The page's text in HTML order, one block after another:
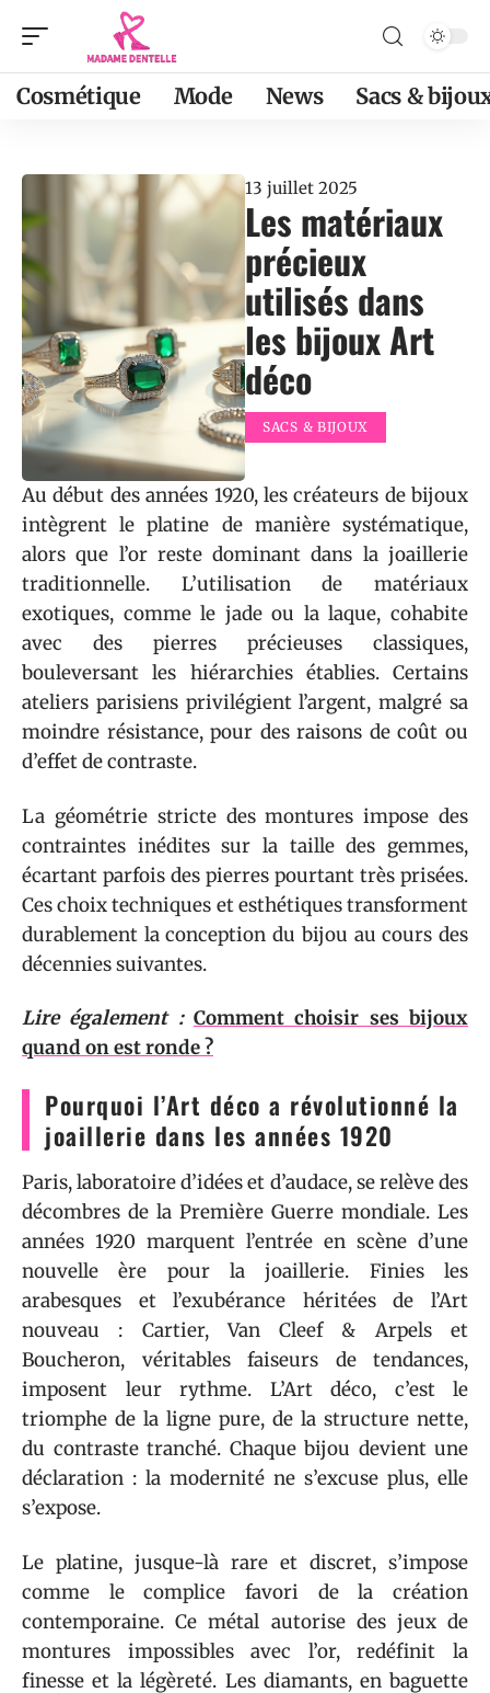
Cosmétique Mode News Sacs &
13 juillet 2025
Les matériaux
précieux
utilisés dans
les bijoux Art
déco
SACS & BIJOUX
Au début des années 1920, les créateurs de bijoux
intègrent le platine de manière systématique,
alors que l’or reste dominant dans la joaillerie
traditionnelle. L’utilisation de matériaux
exotiques, comme le jade ou la laque, cohabite
avec des pierres précieuses classiques,
bouleversant les hiérarchies établies. Certains
ateliers parisiens privilégient l’argent, malgré sa
moindre résistance, pour des raisons de coût ou
d’effet de contraste.
La géométrie stricte des montures impose des
contraintes inédites sur la taille des gemmes,
écartant parfois des pierres pourtant très prisées.
Ces choix techniques et esthétiques transforment
durablement la conception du bijou au cours des
décennies suivantes.
Lire également : Comment choisir ses bijoux
quand on est ronde ?
Pourquoi l’Art déco a révolutionné la
joaillerie dans les années 1920
Paris, laboratoire d’idées et d’audace, se relève des
décombres de la Première Guerre mondiale. Les
années 1920 marquent l’entrée en scène d’une
nouvelle ère pour la joaillerie. Finies les
arabesques et l’exubérance héritées de l’Art
nouveau : Cartier, Van Cleef & Arpels et
Boucheron, véritables faiseurs de tendances,
imposent leur rythme. L’Art déco, c’est le
triomphe de la ligne pure, de la structure nette,
du contraste tranché. Chaque bijou devient une
déclaration : la modernité ne s’excuse plus, elle
s’expose.
Le platine, jusque-là rare et discret, s’impose
comme le complice favori de la création
contemporaine. Ce métal autorise des jeux de
montures impossibles avec l’or, redéfinit la
finesse et la légèreté. Les diamants, en baguette